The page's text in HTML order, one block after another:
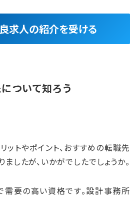
良求人の紹介を受ける
ついて知ろう
ットやポイント、おすすめの転職先
したが、いかがでしたでしょうか。
要の高い資格です。設計事務所